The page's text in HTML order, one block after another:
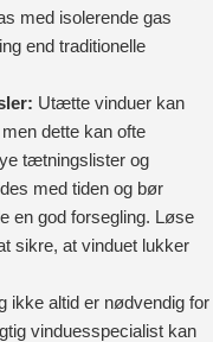
med isolerende gas
end traditionelle
Utætte vinduer kan
dette kan ofte
tætningslister og
med tiden og bør
en god forsegling. Løse
sikre, at vinduet lukker
ikke altid er nødvendig for
vinduesspecialist kan